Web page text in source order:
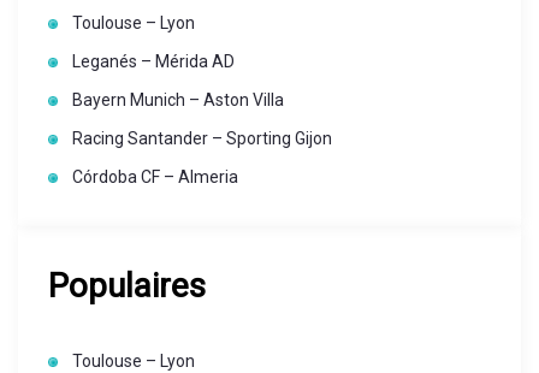
Toulouse – Lyon
Leganés – Mérida AD
Bayern Munich – Aston Villa
Racing Santander – Sporting Gijon
Córdoba CF – Almeria
Populaires
Toulouse – Lyon